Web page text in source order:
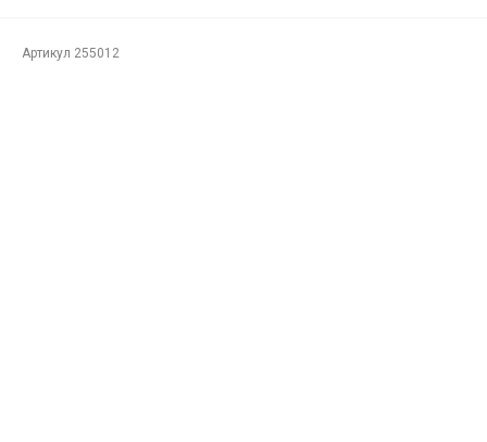
Артикул 255012